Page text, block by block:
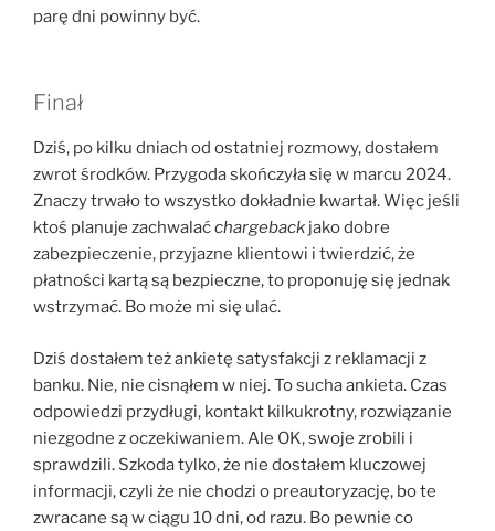
parę dni powinny być.
Finał
Dziś, po kilku dniach od ostatniej rozmowy, dostałem
zwrot środków. Przygoda skończyła się w marcu 2024.
Znaczy trwało to wszystko dokładnie kwartał. Więc jeśli
ktoś planuje zachwalaćchargeback jako dobre
zabezpieczenie, przyjazne klientowi i twierdzić, że
płatności kartą są bezpieczne, to proponuję się jednak
wstrzymać. Bo może mi się ulać.
Dziś dostałem też ankietę satysfakcji z reklamacji z
banku. Nie, nie cisnąłem w niej. To sucha ankieta. Czas
odpowiedzi przydługi, kontakt kilkukrotny, rozwiązanie
niezgodne z oczekiwaniem. Ale OK, swoje zrobili i
sprawdzili. Szkoda tylko, że nie dostałem kluczowej
informacji, czyli że nie chodzi o preautoryzację, bo te
zwracane są w ciągu 10 dni, od razu. Bo pewnie co